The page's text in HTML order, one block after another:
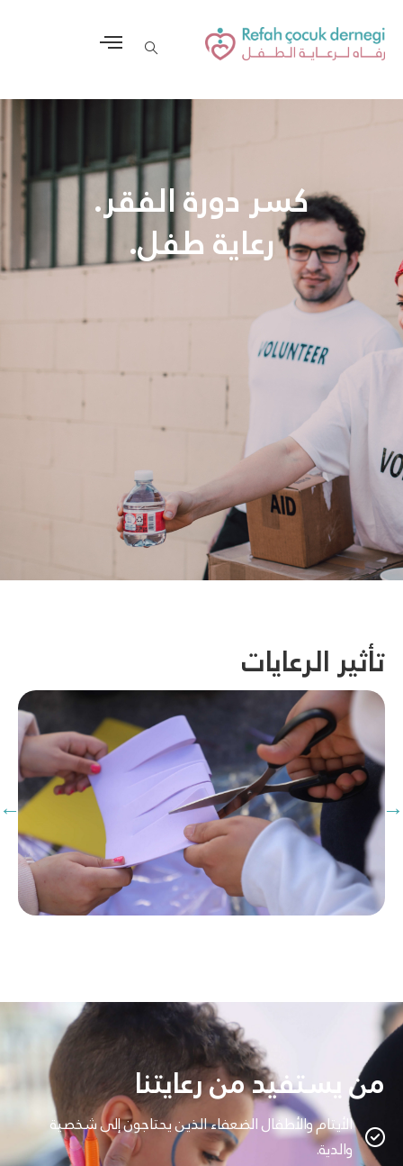
كسر دورة الفقر.
رعاية طفل.
تأثير الرعايات
من يستفيد من رعايتنا
الأيتام والأطفال الضعفاء الذين يحتاجون إلى شخصية
والدية.